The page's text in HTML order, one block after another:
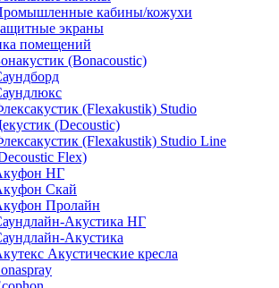
кабины/кожухи
экраны
помещений
(Bonacoustic)
(Flexakustik) Studio
(Decoustic)
(Flexakustik) Studio Line
Flex)
НГ
Скай
Пролайн
Акустика НГ
Акустика
Акустические кресла